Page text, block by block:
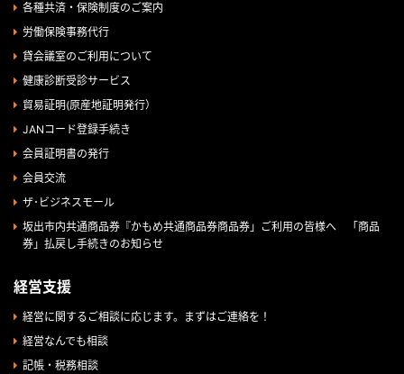
各種共済・保険制度のご案内
労働保険事務代行
貸会議室のご利用について
健康診断受診サービス
貿易証明(原産地証明発行）
JANコード登録手続き
会員証明書の発行
会員交流
ザ･ビジネスモール
坂出市内共通商品券『かもめ共通商品券商品券」ご利用の皆様へ 「商品
券」払戻し手続きのお知らせ
経営支援
経営に関するご相談に応じます。まずはご連絡を！
経営なんでも相談
記帳・税務相談